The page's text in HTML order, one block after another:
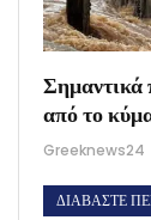
Σημαντικά
από το
Greeknews24
ΔΙΑΒΆΣΤΕ